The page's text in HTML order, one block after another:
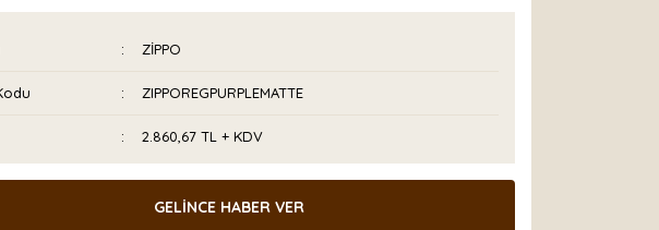
ZİPPO
ZIPPOREGPURPLEMATTE
2.860,67 TL + KDV
GELİNCE HABER VER